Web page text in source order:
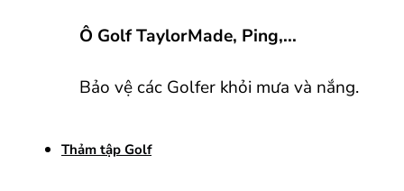
Ô Golf TaylorMade, Ping,...
Bảo vệ các Golfer khỏi mưa và nắng.
Thảm tập Golf